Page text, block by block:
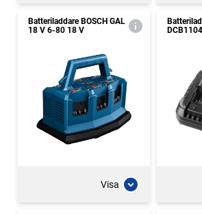
Batteriladdare BOSCH GAL
18 V 6-80 18 V
Visa